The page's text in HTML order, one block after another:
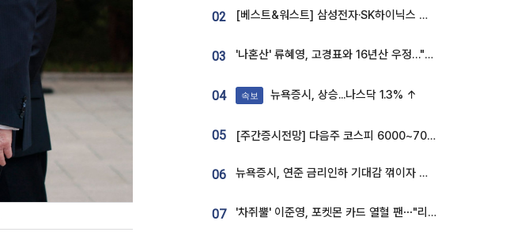
02 [베스트&워스트] 삼성전자·SK하이닉스 밀린 한 주…상상인증권은 85% 급등
03 '나혼산' 류혜영, 고경표와 16년산 우정…"자취방서 부모님과 마주쳐"
04 속보 뉴욕증시, 상승...나스닥 1.3% ↑
05 [주간증시전망] 다음주 코스피 6000~7000⋯“外人 수급은 정책이 변수”
06 뉴욕증시, 연준 금리인하 기대감 꺾이자 상승...S&P500 사상 최고치 [종합]
07 '차쥐뿔' 이준영, 포켓몬 카드 열혈 팬⋯"리셀러 처단할 것"